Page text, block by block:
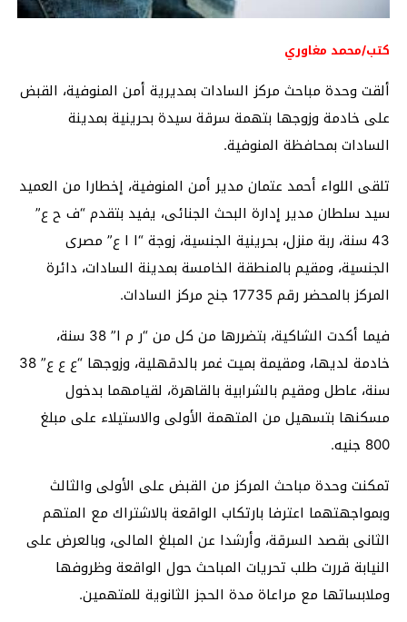
كتب/محمد مغاوري
ألقت وحدة مباحث مركز السادات بمديرية أمن المنوفية، القبض
على خادمة وزوجها بتهمة سرقة سيدة بحرينية بمدينة
السادات بمحافظة المنوفية.
تلقى اللواء أحمد عتمان مدير أمن المنوفية، إخطارا من العميد
سيد سلطان مدير إدارة البحث الجنائى، يفيد بتقدم “ف ح ع”
43 سنة، ربة منزل، بحرينية الجنسية، زوجة “ا ا ع” مصرى
الجنسية، ومقيم بالمنطقة الخامسة بمدينة السادات، دائرة
المركز بالمحضر رقم 17735 جنح مركز السادات.
فيما أكدت الشاكية، بتضررها من كل من “ر م ا” 38 سنة،
خادمة لديها، ومقيمة بميت غمر بالدقهلية، وزوجها “ع ع ع” 38
سنة، عاطل ومقيم بالشرابية بالقاهرة، لقيامهما بدخول
مسكنها بتسهيل من المتهمة الأولى والاستيلاء على مبلغ
800 جنيه.
تمكنت وحدة مباحث المركز من القبض على الأولى والثالث
وبمواجهتهما اعترفا بارتكاب الواقعة بالاشتراك مع المتهم
الثانى بقصد السرقة، وأرشدا عن المبلغ المالى، وبالعرض على
النيابة قررت طلب تحريات المباحث حول الواقعة وظروفها
وملابساتها مع مراعاة مدة الحجز الثانوية للمتهمين.